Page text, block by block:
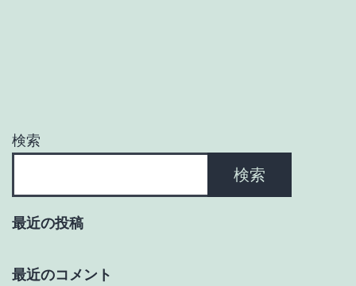
ン
検索
検索
最近の投稿
最近のコメント